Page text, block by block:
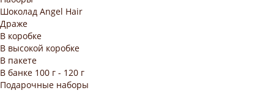
Шоколад Angel Hair
Драже
В коробке
В высокой коробке
В пакете
В банке 100 г - 120 г
Подарочные наборы